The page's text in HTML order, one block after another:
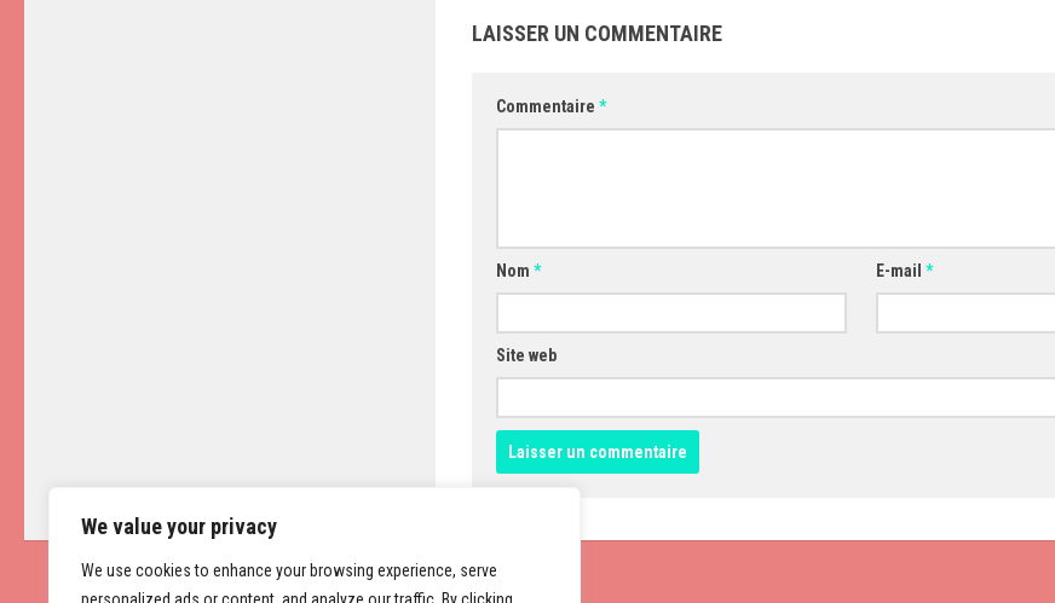
We value your privacy
We use cookies to enhance your browsing experience, serve
LAISSER UN COMMENTAIRE
Commentaire *
Nom * E-mail*
Site web